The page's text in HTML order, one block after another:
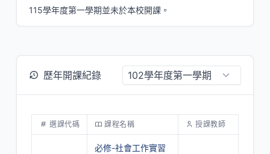
115學年度第一學期並未於本校開課。
歷年開課紀錄
選課代碼 課程名稱 授課教師
必修-社會工作實習